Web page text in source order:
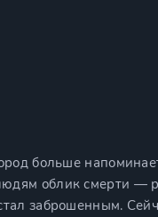
больше
облик смерти —
заброшенным.